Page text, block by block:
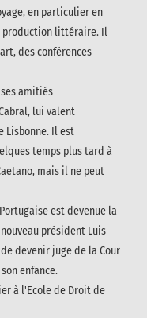
en particulier en
production littéraire. Il
des conférences
ses amitiés
lui valent
Lisbonne. Il est
temps plus tard à
mais il ne peut
est devenue la
président Luis
devenir juge de la Cour
enfance.
à l'Ecole de Droit de